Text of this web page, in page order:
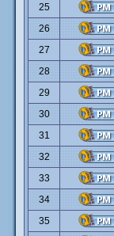
25
26
27
28
29
30
31
32
33
34
35